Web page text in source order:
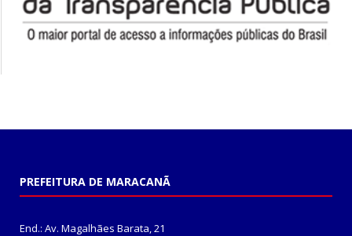
PREFEITURA DE MARACANÃ
End.: Av. Magalhães Barata, 21